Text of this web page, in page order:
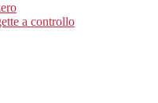
a controllo